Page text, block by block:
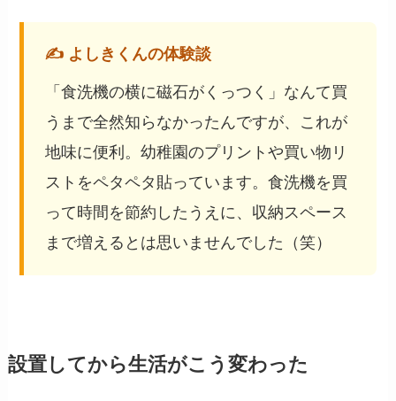
✍️ よしきくんの体験談
「食洗機の横に磁石がくっつく」なんて買
うまで全然知らなかったんですが、これが
地味に便利。幼稚園のプリントや買い物リ
ストをペタペタ貼っています。食洗機を買
って時間を節約したうえに、収納スペース
まで増えるとは思いませんでした（笑）
設置してから生活がこう変わった